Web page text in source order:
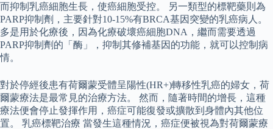
而抑制乳癌細胞生長，使癌細胞受控。 另一類型的標靶藥則為
PARP抑制劑，主要針對10-15%有BRCA基因突變的乳癌病人。
多是用於化療後，因為化療破壞癌細胞DNA，繼而需要透過
PARP抑制劑的「酶」，抑制其修補基因的功能，就可以控制病
情。
對於停經後患有荷爾蒙受體呈陽性(HR+)轉移性乳癌的婦女，荷
爾蒙療法是最常見的治療方法。 然而，隨著時間的增長，這種
療法便會停止發揮作用，癌症可能復發或擴散到身體內其他位
置。 乳癌標靶治療 當發生這種情況，癌症便被視為對荷爾蒙療